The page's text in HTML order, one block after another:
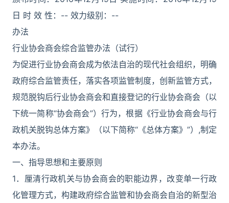
日 时 效 性：-- 效力级别：--
办法
行业协会商会综合监管办法（试行）
为促进行业协会商会成为依法自治的现代社会组织，明确
政府综合监管责任，落实各项监管制度，创新监管方式，
规范脱钩后行业协会商会和直接登记的行业协会商会（以
下统一简称“协会商会”）行为，根据《行业协会商会与行
政机关脱钩总体方案》（以下简称“《总体方案》”）,制定
本办法。
一、指导思想和主要原则
1．厘清行政机关与协会商会的职能边界，改变单一行政
化管理方式，构建政府综合监管和协会商会自治的新型治